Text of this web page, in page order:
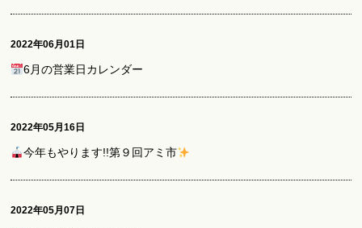
2022年06月01日
6月の営業日カレンダー
2022年05月16日
今年もやります!!第９回アミ市
2022年05月07日